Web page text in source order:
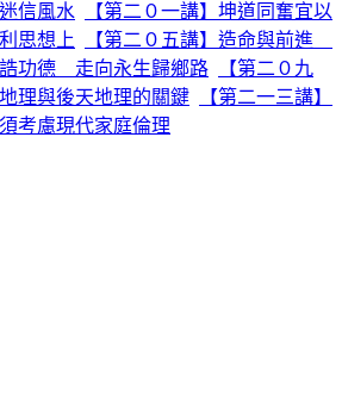
信風水
【第二０一講】坤道同奮宜以
思想上
【第二０五講】造命與前進
誥功德 走向永生歸鄉路
【第二０九
理與後天地理的關鍵
【第二一三講】
考慮現代家庭倫理